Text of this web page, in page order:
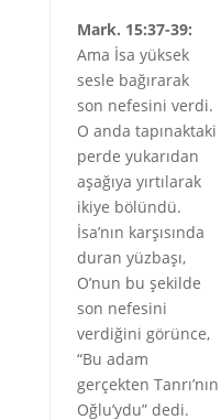
Mark. 15:37-39:
Ama İsa yüksek
sesle bağırarak
son nefesini verdi.
O anda tapınaktaki
perde yukarıdan
aşağıya yırtılarak
ikiye bölündü.
İsa’nın karşısında
duran yüzbaşı,
O’nun bu şekilde
son nefesini
verdiğini görünce,
“Bu adam
gerçekten Tanrı’nın
Oğlu’ydu” dedi.